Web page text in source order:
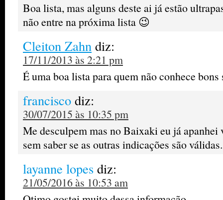
Boa lista, mas alguns deste ai já estão
não entre na próxima lista 😉
Cleiton Zahn diz:
17/11/2013 às 2:21 pm
É uma boa lista para quem não conhece
francisco diz:
30/07/2015 às 10:35 pm
Me desculpem mas no Baixaki eu já
sem saber se as outras indicações são válidas.
layanne lopes diz:
21/05/2016 às 10:53 am